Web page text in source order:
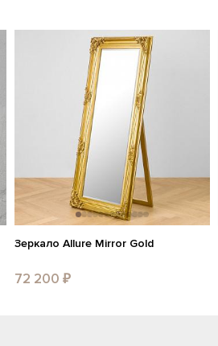
Зеркало Allure Mirror Gold
72 200 ₽